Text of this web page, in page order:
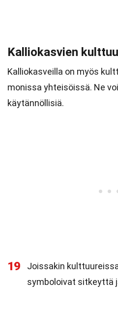
Kalliokasvien
Kalliokasveilla on myös
monissa yhteisöissä. Ne
käytännöllisiä.
19
Joissakin
symboloivat sitkeyttä